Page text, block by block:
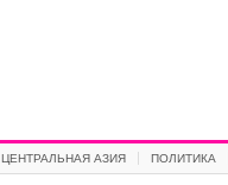
ЦЕНТРАЛЬНАЯ АЗИЯ ПОЛИТИКА